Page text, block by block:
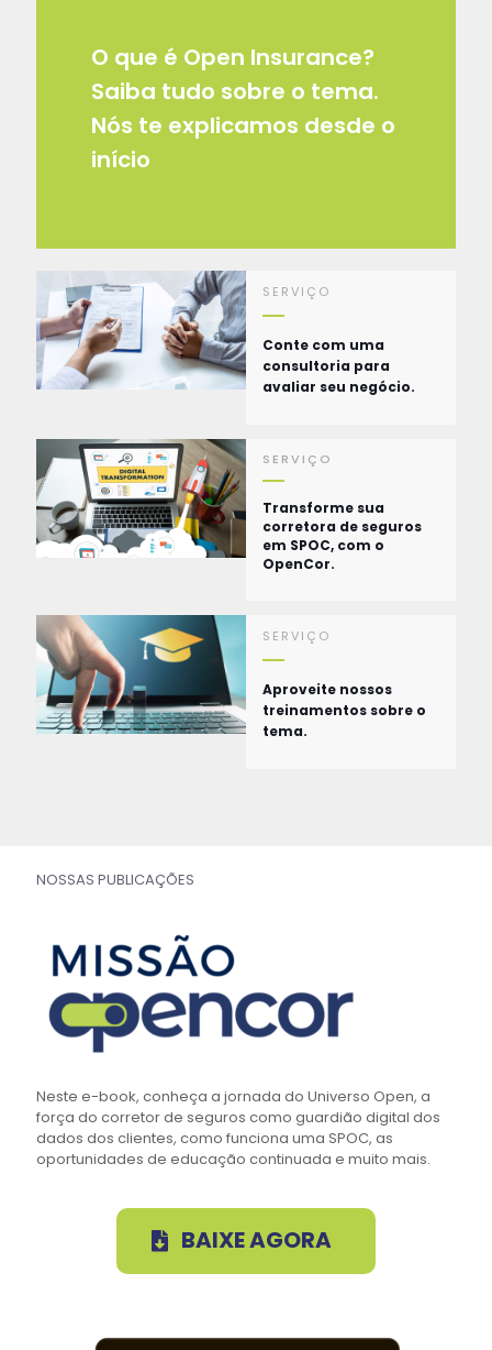
O que é Open Insurance?
Saiba tudo sobre o tema.
Nós te explicamos desde o
início
SERVIÇO
Conte com uma
consultoria para
avaliar seu negócio.
SERVIÇO
Transforme sua
corretora de seguros
em SPOC, com o
OpenCor.
SERVIÇO
Aproveite nossos
treinamentos sobre o
tema.
NOSSAS PUBLICAÇÕES
Neste e-book, conheça a jornada do Universo Open, a
força do corretor de seguros como guardião digital dos
dados dos clientes, como funciona uma SPOC, as
oportunidades de educação continuada e muito mais.
BAIXE AGORA